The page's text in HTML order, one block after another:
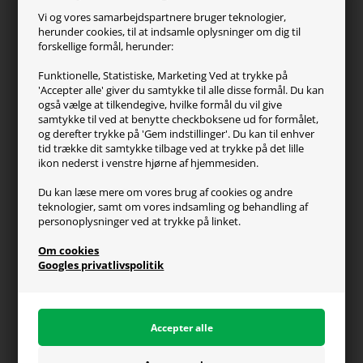
Vi og vores samarbejdspartnere bruger teknologier,
herunder cookies, til at indsamle oplysninger om dig til
forskellige formål, herunder:
Funktionelle, Statistiske, Marketing Ved at trykke på
'Accepter alle' giver du samtykke til alle disse formål. Du kan
også vælge at tilkendegive, hvilke formål du vil give
samtykke til ved at benytte checkboksene ud for formålet,
og derefter trykke på 'Gem indstillinger'. Du kan til enhver
tid trække dit samtykke tilbage ved at trykke på det lille
ikon nederst i venstre hjørne af hjemmesiden.
Du kan læse mere om vores brug af cookies og andre
teknologier, samt om vores indsamling og behandling af
personoplysninger ved at trykke på linket.
Om cookies
Googles privatlivspolitik
ZOWIE
Turtle Beach
Kundeservice
Kontakt os
FAQ
Handelsvilkår
Reklamation
Generel info
Om os
Fragt og levering